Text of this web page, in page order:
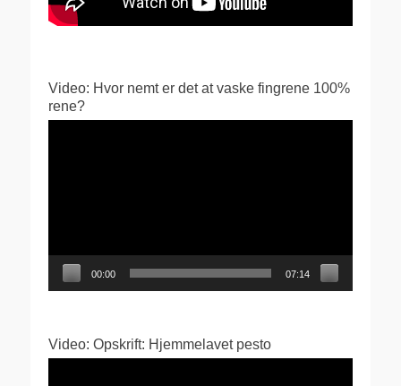
Video: Hvor nemt er det at vaske fingrene 100%
rene?
00:00 07:14
Video: Opskrift: Hjemmelavet pesto